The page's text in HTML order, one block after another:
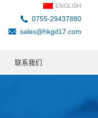
ENGLISH
0755-29437880
sales@hkgd17.com
联系我们